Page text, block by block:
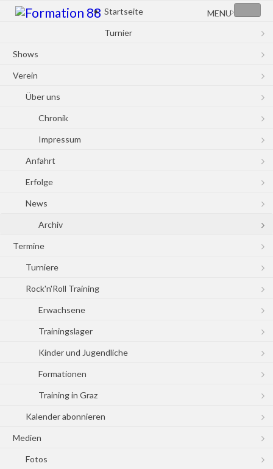
MENU
Startseite
Turnier
Shows
Verein
Über uns
Chronik
Impressum
Anfahrt
Erfolge
News
Archiv
Termine
Turniere
Rock'n'Roll Training
Erwachsene
Trainingslager
Kinder und Jugendliche
Formationen
Training in Graz
Kalender abonnieren
Medien
Fotos